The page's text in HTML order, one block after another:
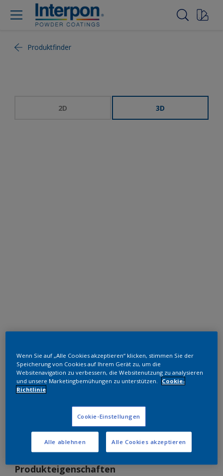
Produktfinder
2D 3D
RAL 7011 HR
SL811G
Produkteigenschaften
Wenn Sie auf „Alle Cookies akzeptieren“ klicken, stimmen Sie der
Speicherung von Cookies auf Ihrem Gerät zu, um die
Websitenavigation zu verbessern, die Websitenutzung zu analysieren
und unsere Marketingbemühungen zu unterstützen.
Cookie-
Richtlinie
Cookie-Einstellungen
Alle ablehnen Alle Cookies akzeptieren